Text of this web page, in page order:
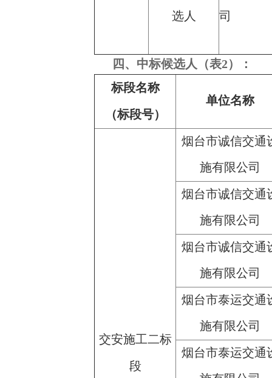
选人
司
四、中标候选人（表2）：
标段名称
（标段号）
单位名称
交安施工二标
段
烟台市诚信交通
施有限公司
烟台市诚信交通
施有限公司
烟台市诚信交通
施有限公司
烟台市泰运交通
施有限公司
烟台市泰运交通